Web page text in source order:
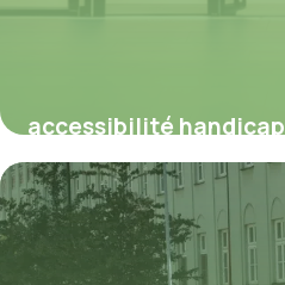
accessibilité handicap
16 février 2026